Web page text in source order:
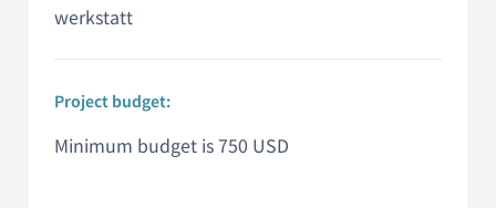
werkstatt
Project budget:
Minimum budget is 750 USD